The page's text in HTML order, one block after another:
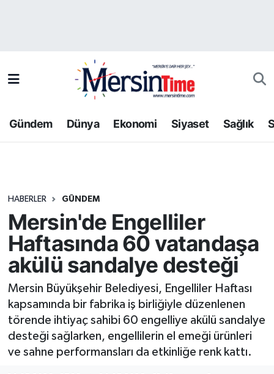
Gündem Dünya Ekonomi Siyaset Sağlık
HABERLER GÜNDEM
Mersin'de Engelliler
Haftasında 60 vatandaşa
akülü sandalye desteği
Mersin Büyükşehir Belediyesi, Engelliler Haftası
kapsamında bir fabrika iş birliğiyle düzenlenen
törende ihtiyaç sahibi 60 engelliye akülü sandalye
desteği sağlarken, engellilerin el emeği ürünleri
ve sahne performansları da etkinliğe renk kattı.
Bilim-Teknoloji
Dünya
Ekonomi
Gündem
Kültür-Sanat
Resmi İlan
Sağlık
Siyaset
Trafik Durumu
Tüm Manşetler
Haber Arşivi